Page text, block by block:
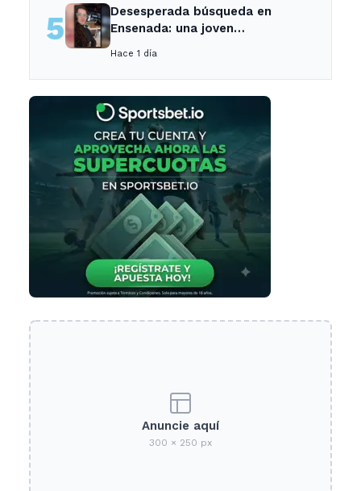
5
Desesperada búsqueda en
Ensenada: una joven
Hace 1 día
Anuncie aquí
300 × 250 px